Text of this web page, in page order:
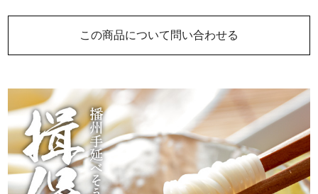
この商品について問い合わせる